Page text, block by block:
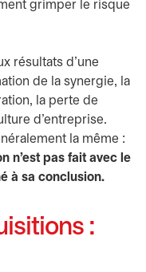
grimper le risque
résultats d’une
de la synergie, la
la perte de
d’entreprise.
la même :
n’est pas fait avec le
à sa conclusion.
: